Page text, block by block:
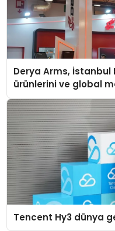
Derya Arms, İstanbul
ürünlerini ve global
Tencent Hy3 dünya